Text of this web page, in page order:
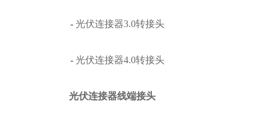
- 光伏连接器3.0转接头
- 光伏连接器4.0转接头
光伏连接器线端接头